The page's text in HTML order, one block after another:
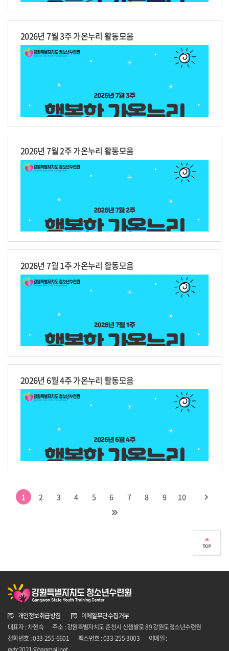
2026년 7월 3주 가온누리 활동모음
2026년 7월 2주 가온누리 활동모음
2026년 7월 1주 가온누리 활동모음
2026년 6월 4주 가온누리 활동모음
1 2 3 4 5 6 7 8 9 10
개인정보취급방침
이메일무단수집거부
대표자 : 차현숙
주소 : 강원특별자치도 춘천시 신샘밭로 89 강원도청소년수련원
전화번호 : 033-255-6601
팩스번호 : 033-255-3003
이메일 :